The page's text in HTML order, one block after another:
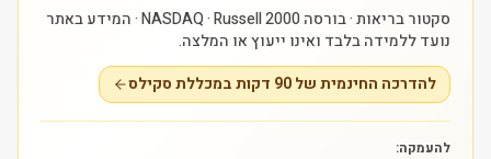
סקטור בריאות · בורסה NASDAQ · Russell 2000 · המידע באתר
נועד ללמידה בלבד ואינו ייעוץ או המלצה.
להדרכה החינמית של 90 דקות במכללת סקילס
להעמקה: